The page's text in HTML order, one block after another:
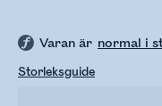
Varan är normal i
Storleksguide